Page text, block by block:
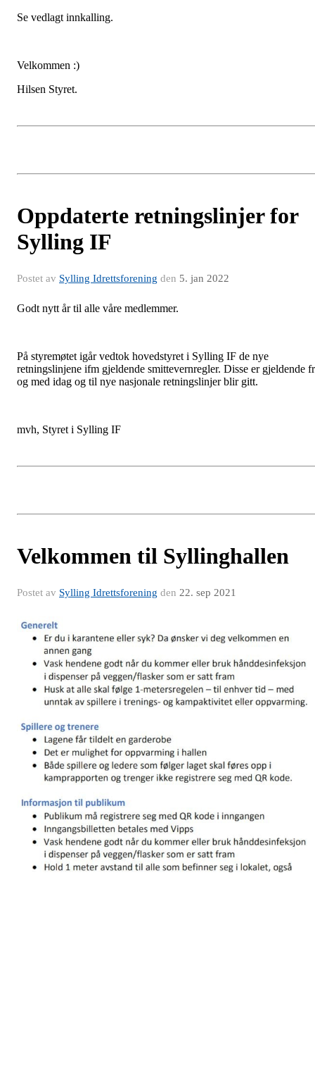
Se vedlagt innkalling.
Velkommen :)
Hilsen Styret.
Oppdaterte retningslinjer for
Sylling IF
Postet av Sylling Idrettsforening den 5. jan 2022
Godt nytt år til alle våre medlemmer.
På styremøtet igår vedtok hovedstyret i Sylling IF de nye
retningslinjene ifm gjeldende smittevernregler. Disse er gjeldende
og med idag og til nye nasjonale retningslinjer blir gitt.
mvh, Styret i Sylling IF
Velkommen til Syllinghallen
Postet av Sylling Idrettsforening den 22. sep 2021